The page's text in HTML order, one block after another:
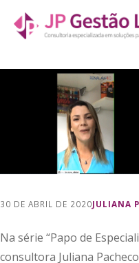
direto
o
30 DE ABRIL DE 2020JULIANA
Na série “Papo de
consultora Juliana